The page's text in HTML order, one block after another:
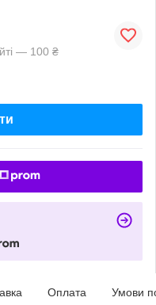
— 100 ₴
Оплата Умови